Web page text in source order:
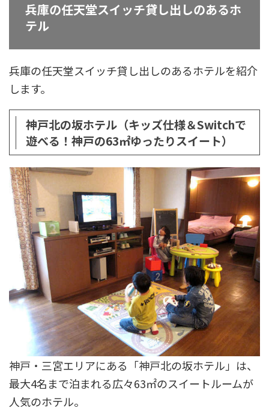
兵庫の任天堂スイッチ貸し出しのあるホ
テル
兵庫の任天堂スイッチ貸し出しのあるホテルを紹介
します。
神戸北の坂ホテル（キッズ仕様＆Switchで
遊べる！神戸の63㎡ゆったりスイート）
神戸・三宮エリアにある「神戸北の坂ホテル」は、
最大4名まで泊まれる広々63㎡のスイートルームが
人気のホテル。